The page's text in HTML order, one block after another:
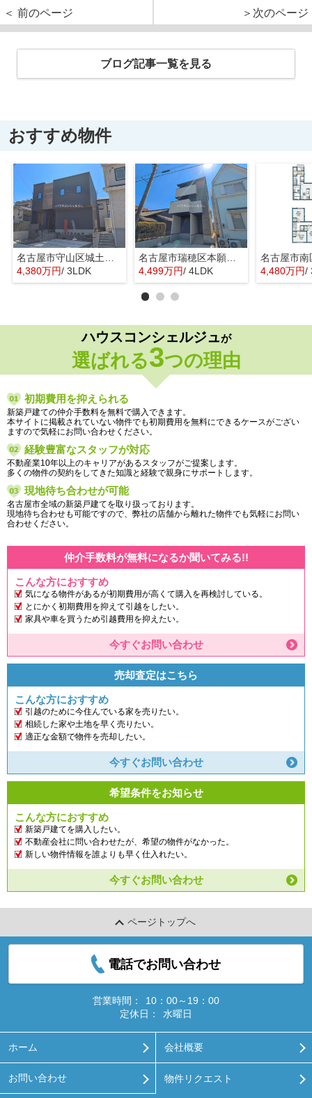
＜ 前のページ
＞次のページ
ブログ記事一覧を見る
おすすめ物件
名古屋市守山区城土町22【仲介手数料無料】新築一戸建て 1号棟
4,380万円/ 3LDK
名古屋市瑞穂区本願寺町１丁目16【仲介手数料無料】新築一戸建て 1号棟
4,499万円/ 4LDK 4,480万円/
ハウスコンシェルジュが
選ばれる3つの理由
初期費用を抑えられる
新築戸建ての仲介手数料を無料で購入できます。
本サイトに掲載されていない物件でも初期費用を無料にできるケースがござい
ますので気軽にお問い合わせください。
経験豊富なスタッフが対応
不動産業10年以上のキャリアがあるスタッフがご提案します。
多くの物件の契約をしてきた知識と経験で親身にサポートします。
現地待ち合わせが可能
名古屋市全域の新築戸建てを取り扱っております。
現地待ち合わせも可能ですので、弊社の店舗から離れた物件でも気軽にお問い
合わせください。
仲介手数料が無料になるか聞いてみる!!
こんな方におすすめ
気になる物件があるが初期費用が高くて購入を再検討している。
とにかく初期費用を抑えて引越をしたい。
家具や車を買うため引越費用を抑えたい。
今すぐお問い合わせ
売却査定はこちら
こんな方におすすめ
引越のために今住んでいる家を売りたい。
相続した家や土地を早く売りたい。
適正な金額で物件を売却したい。
今すぐお問い合わせ
希望条件をお知らせ
こんな方におすすめ
新築戸建てを購入したい。
不動産会社に問い合わせたが、希望の物件がなかった。
新しい物件情報を誰よりも早く仕入れたい。
今すぐお問い合わせ
ページトップへ
電話でお問い合わせ
営業時間：
10：00～19：00
定休日：
水曜日
ホーム 会社概要
お問い合わせ 物件リクエスト